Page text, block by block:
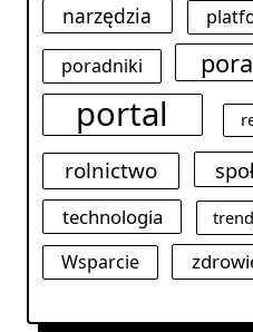
narzędzia
poradniki
portal
rolnictwo
technologia
Wsparcie